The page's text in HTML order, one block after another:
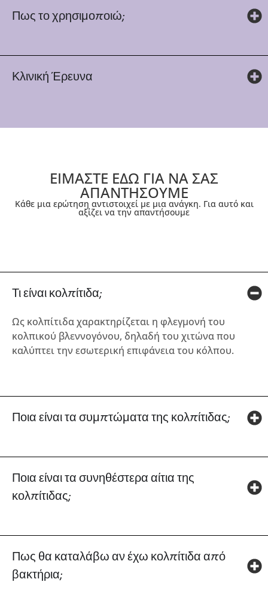
Πως το χρησιμοποιώ;
Κλινική Έρευνα
ΕΙΜΑΣΤΕ ΕΔΩ ΓΙΑ ΝΑ ΣΑΣ
ΑΠΑΝΤΗΣΟΥΜΕ
Κάθε μια ερώτηση αντιστοιχεί με μια ανάγκη. Για αυτό και
αξίζει να την απαντήσουμε
Τι είναι κολπίτιδα;
Ως κολπίτιδα χαρακτηρίζεται η φλεγμονή του
κολπικού βλεννογόνου, δηλαδή του χιτώνα που
καλύπτει την εσωτερική επιφάνεια του κόλπου.
Ποια είναι τα συμπτώματα της κολπίτιδας;
Ποια είναι τα συνηθέστερα αίτια της
κολπίτιδας;
Πως θα καταλάβω αν έχω κολπίτιδα από
βακτήρια;